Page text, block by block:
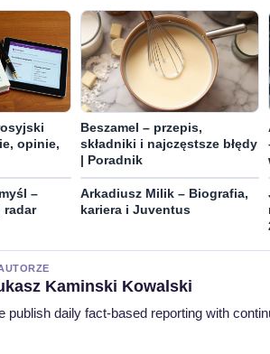
opinie,
Beszamel – przepis,
składniki i najczęstsze błędy
| Poradnik
–
radar
Arkadiusz Milik – Biografia,
kariera i Juventus
Kaminski Kowalski
publish daily fact-based reporting with